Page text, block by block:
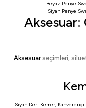
Beyaz Penye
Siyah Penye
Aksesuar:
Aksesuarseçimleri;
Siyah Deri Kemer, Kahverengi